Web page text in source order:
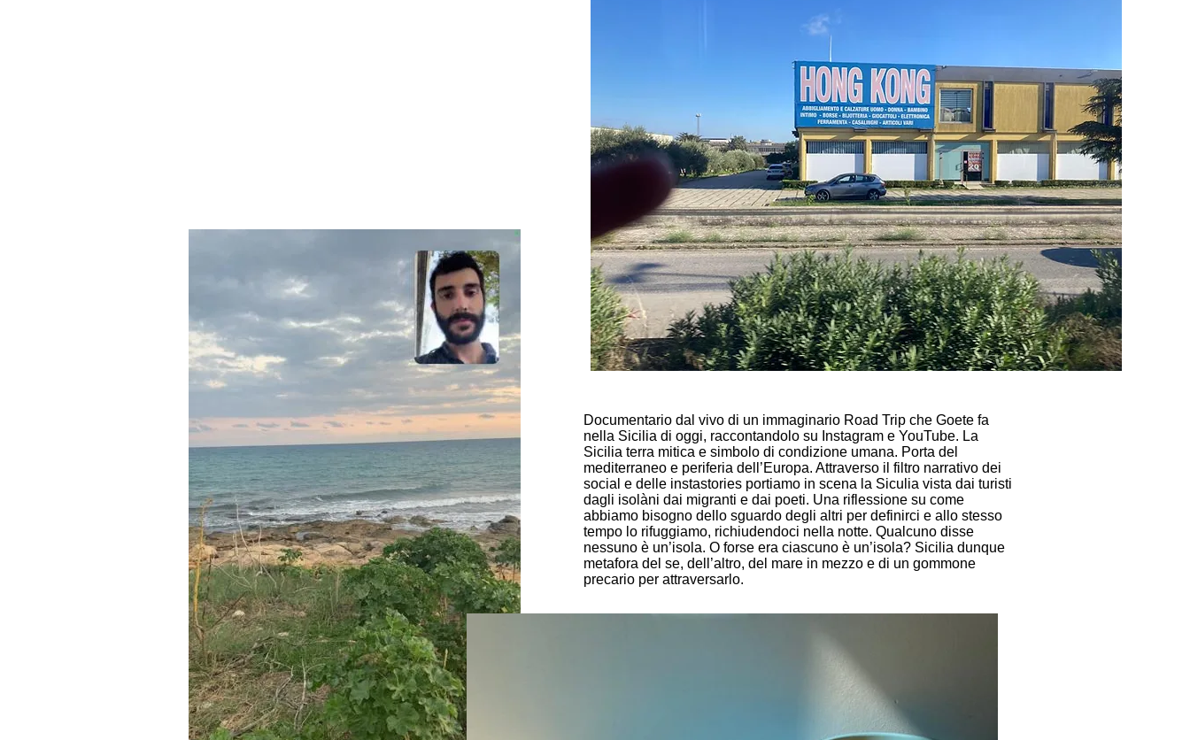
Documentario dal vivo di un immaginario Road Trip che Goete fa
nella Sicilia di oggi, raccontandolo su Instagram e YouTube. La
Sicilia terra mitica e simbolo di condizione umana. Porta del
mediterraneo e periferia dell’Europa. Attraverso il filtro narrativo dei
social e delle instastories portiamo in scena la Siculia vista dai turisti
dagli isolàni dai migranti e dai poeti. Una riflessione su come
abbiamo bisogno dello sguardo degli altri per definirci e allo stesso
tempo lo rifuggiamo, richiudendoci nella notte. Qualcuno disse
nessuno è un’isola. O forse era ciascuno è un’isola? Sicilia dunque
metafora del se, dell’altro, del mare in mezzo e di un gommone
precario per attraversarlo.